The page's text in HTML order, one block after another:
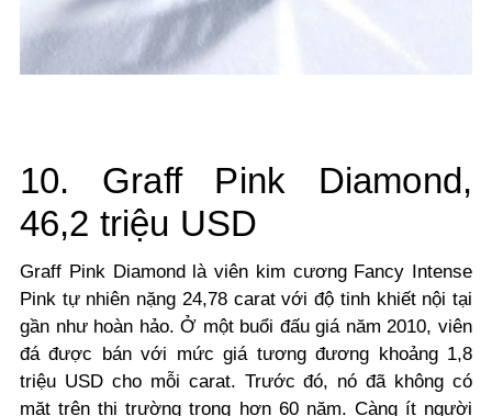
10. Graff Pink Diamond,
46,2 triệu USD
Graff Pink Diamond là viên kim cương Fancy Intense
Pink tự nhiên nặng 24,78 carat với độ tinh khiết nội tại
gần như hoàn hảo.Ở một buổi đấu giá năm 2010, viên
đá được bán với mức giá tương đương khoảng 1,8
triệu USD cho mỗi carat. Trước đó, nó đã không có
mặt trên thị trường trong hơn 60 năm. Càng ít người